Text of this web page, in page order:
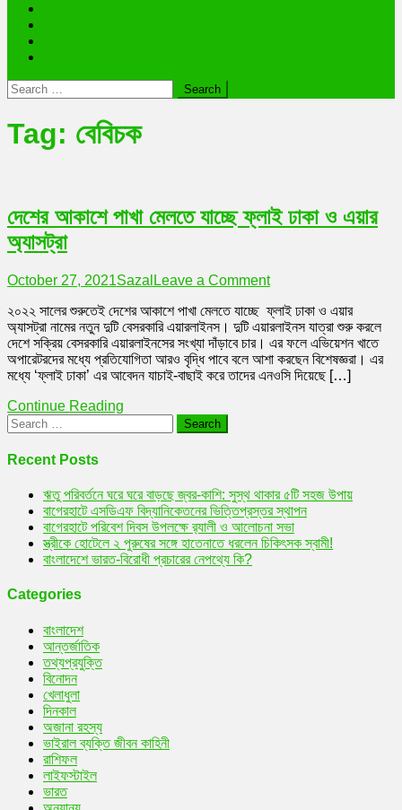
Search
for:
Tag: বেবিচক
দেশের আকাশে পাখা মেলতে যাচ্ছে ফ্লাই ঢাকা ও এয়ার
অ্যাসট্রা
October 27, 2021Sazal Leave a Commenton
আকাশে
পাখা
মেলতে
যাচ্ছে
ফ্লাই
২০২২ সালের শুরুতেই দেশের আকাশে পাখা মেলতে যাচ্ছে ফ্লাই ঢাকা ও এয়ার
অ্যাসট্রা নামের নতুন দুটি বেসরকারি এয়ারলাইনস। দুটি এয়ারলাইনস যাত্রা শুরু করলে
দেশে সক্রিয় বেসরকারি এয়ারলাইনসের সংখ্যা দাঁড়াবে চার। এর ফলে এভিয়েশন খাতে
অপারেটরদের মধ্যে প্রতিযোগিতা আরও বৃদ্ধি পাবে বলে আশা করছেন বিশেষজ্ঞরা। এর
মধ্যে ‘ফ্লাই ঢাকা’ এর আবেদন যাচাই-বাছাই করে তাদের এনওসি দিয়েছে […]
Continue Reading
Search
for:
Recent Posts
ঋতু পরিবর্তনে ঘরে ঘরে বাড়ছে জ্বর-কাশি: সুস্থ থাকার ৫টি সহজ উপায়
বাগেরহাটে এসডিএফ বিদ্যানিকেতনের ভিত্তিপ্রস্তর স্থাপন
বাগেরহাটে পরিবেশ দিবস উপলক্ষে র‌্যালী ও আলোচনা সভা
স্ত্রীকে হোটেলে ২ পুরুষের সঙ্গে হাতেনাতে ধরলেন চিকিৎসক স্বামী!
বাংলাদেশে ভারত-বিরোধী প্রচারের নেপথ্যে কি?
Categories
বাংলাদেশ
আন্তর্জাতিক
তথ্যপ্রযুক্তি
বিনোদন
খেলাধুলা
দিনকাল
অজানা রহস্য
ভাইরাল ব্যক্তি জীবন কাহিনী
রাশিফল
লাইফস্টাইল
ভারত